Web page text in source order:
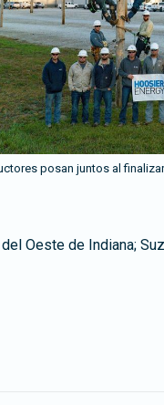
posan juntos al
Oeste de Indiana;